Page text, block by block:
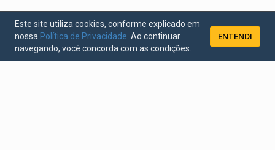
Este site utiliza cookies, conforme explicado em
nossa Política de Privacidade . Ao continuar
navegando, você concorda com as condições.
ENTENDI